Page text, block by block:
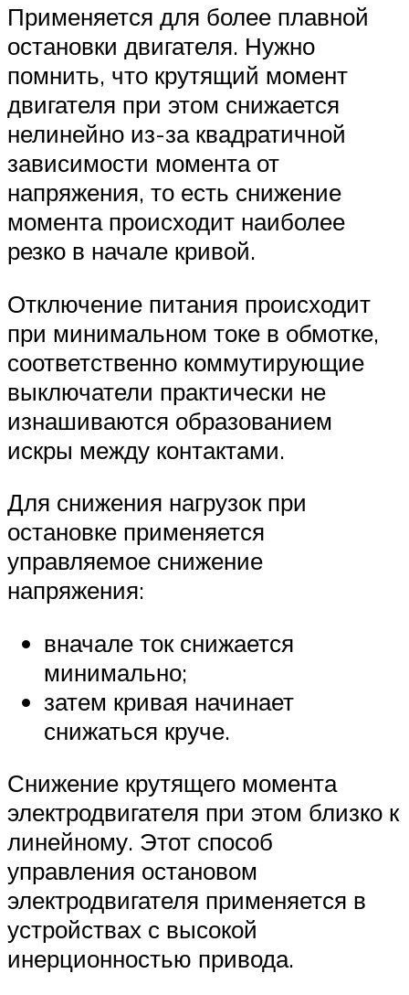
Применяется для более плавной
остановки двигателя. Нужно
помнить, что крутящий момент
двигателя при этом снижается
нелинейно из-за квадратичной
зависимости момента от
напряжения, то есть снижение
момента происходит наиболее
резко в начале кривой.
Отключение питания происходит
при минимальном токе в обмотке,
соответственно коммутирующие
выключатели практически не
изнашиваются образованием
искры между контактами.
Для снижения нагрузок при
остановке применяется
управляемое снижение
напряжения:
вначале ток снижается
минимально;
затем кривая начинает
снижаться круче.
Снижение крутящего момента
электродвигателя при этом близко к
линейному. Этот способ
управления остановом
электродвигателя применяется в
устройствах с высокой
инерционностью привода.